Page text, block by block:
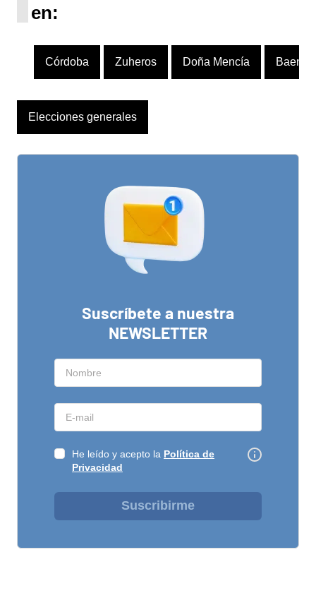
en:
Córdoba Zuheros Doña Mencía Baena
Elecciones generales
Suscríbete a nuestra
NEWSLETTER
He leído y acepto la Política de
Privacidad
Suscribirme